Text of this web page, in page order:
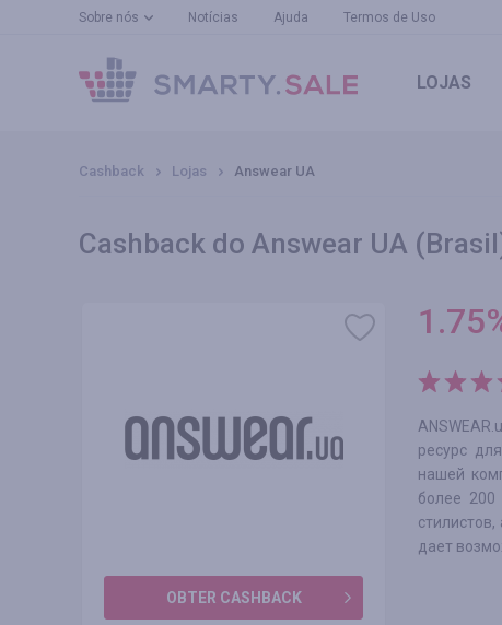
Sobre nós Notícias Ajuda Termos de Uso
LOJAS
Cashback Lojas Answear UA
Cashback do Answear UA
OBTER CASHBACK
1.75
ресурс
нашей
более
дает